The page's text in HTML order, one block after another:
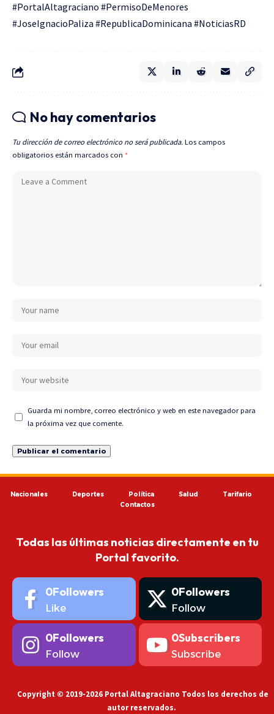
#PortalAltagraciano #PermisoDeMenores
#JoseIgnacioPaliza #RepublicaDominicana #NoticiasRD
No hay comentarios
Tu dirección de correo electrónico no será publicada. Los campos
obligatorios están marcados con *
Guarda mi nombre, correo electrónico y web en este navegador para
la próxima vez que comente.
Nacionales Deportes Política Salud
Tarifario
Contactos
Todas las últimas noticias directamente en tu
Portal favorito.
0Followers
Like
0Followers
Follow
0Followers
Follow
0Subscribers
Subscribe
Copyright © 2019-2026 Portal Altagraciano Todos los derechos de
autor reservados.